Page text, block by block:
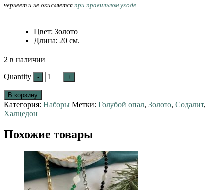
чернеет и не окисляется при правильном уходе
Цвет: Золото
Длина: 20 см.
2 в наличии
Quantity
В корзину
Категория: Наборы Метки: Голубой опал, Золото, Содалит,
Халцедон
Похожие товары